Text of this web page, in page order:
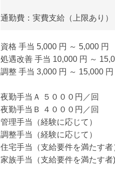
通勤費：実費支給（上限あり
資格 手当 5,000 円 ～ 5,000 円
処遇改善 手当 10,000 円 ～
調整 手当 3,000 円 ～ 15,000 円
夜勤手当Ａ ５０００円／回
夜勤手当Ｂ ４０００円／回
管理手当（経験に応じて）
調整手当（経験に応じて）
住宅手当（支給要件を満たす者
家族手当（支給要件を満たす者)